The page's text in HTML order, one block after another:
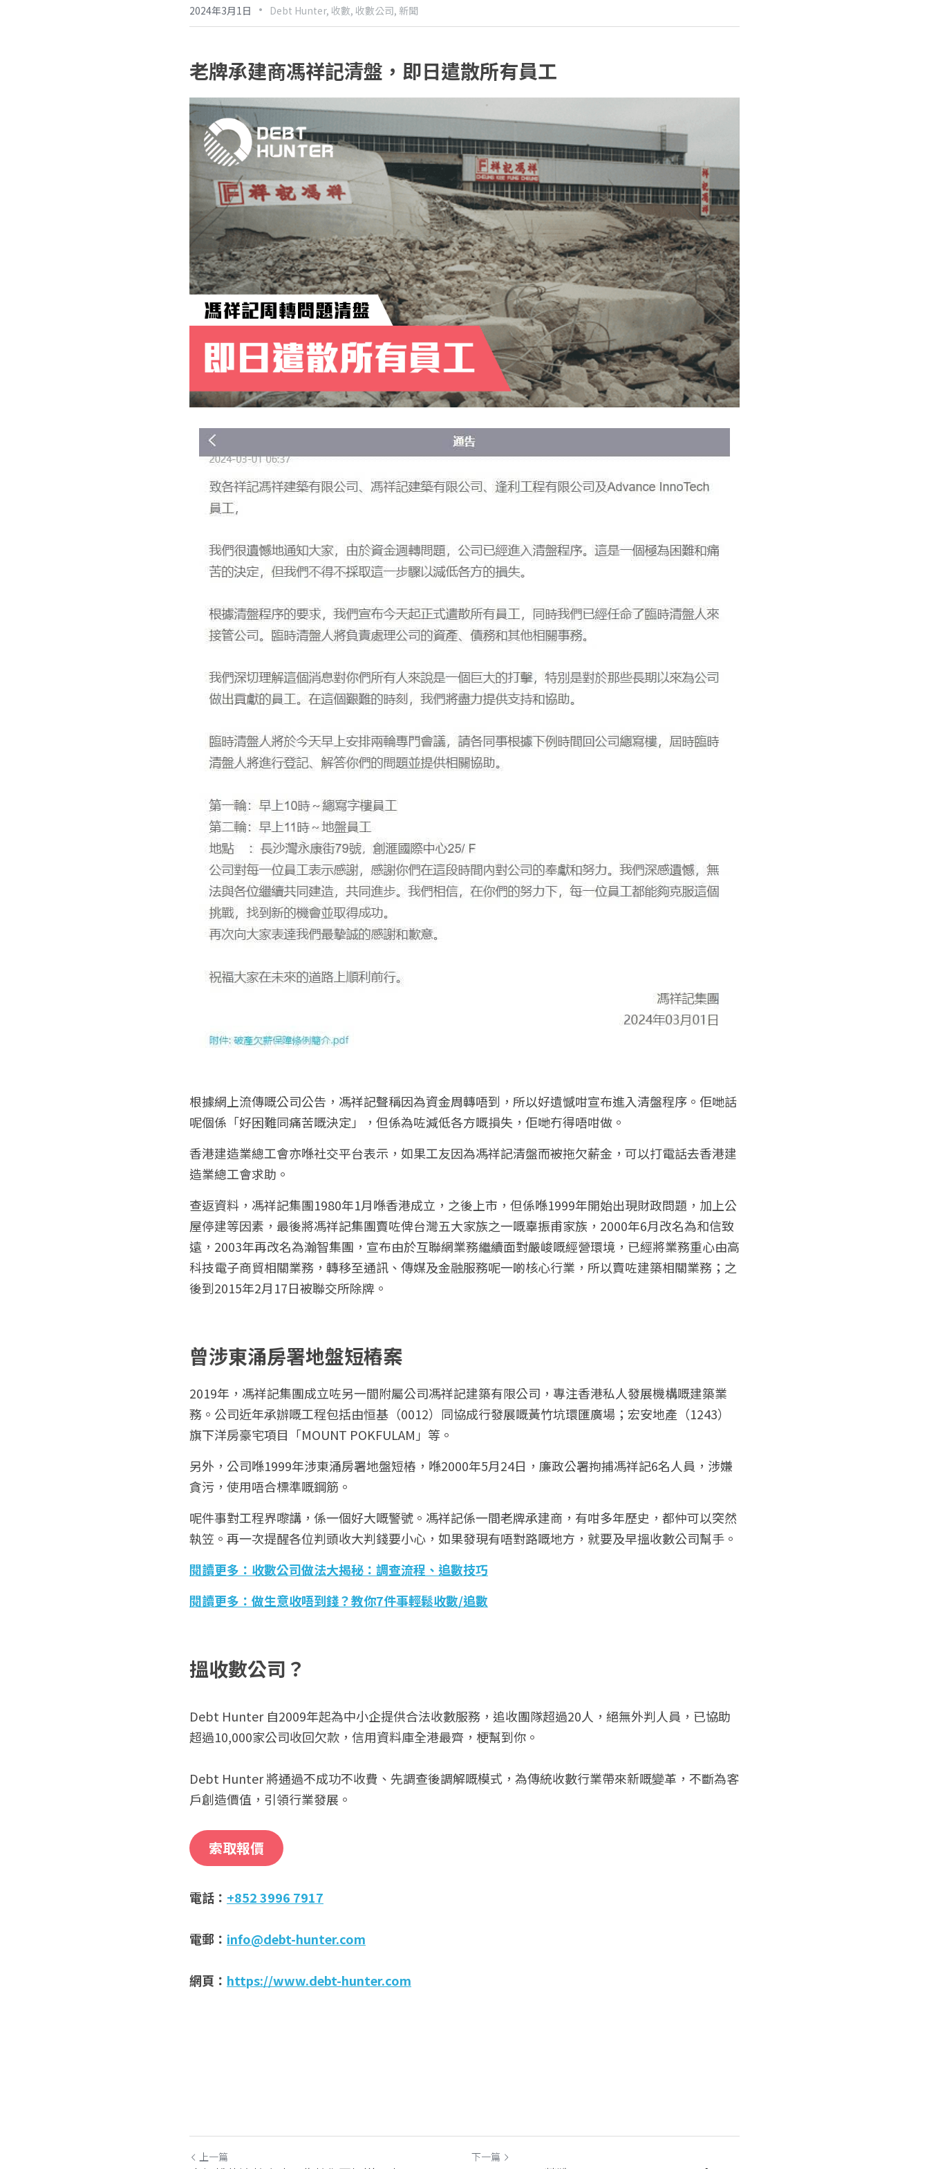
2024年3月1日 · Debt Hunter, 收數, 收數公司, 新聞
老牌承建商馮祥記清盤，即日遣散所有員工
根據網上流傳嘅公司公告，馮祥記聲稱因為資金周轉唔到，所以好遺憾咁宣布進入清盤程序。佢哋話
呢個係「好困難同痛苦嘅決定 」
，但係為咗減低各方嘅損失，佢哋冇得唔咁做。
香港建造業總工會亦喺社交平台表示，如果工友因為馮祥記清盤而被拖欠薪金，可以打電話去香港建
造業總工會求助。
查返資料，馮祥記集團1980年1月喺香港成立，之後上市，但係喺1999年開始出現財政問題，加上公
屋停建等因素，最後將馮祥記集團賣咗俾台灣五大家族之一嘅辜振甫家族，2000年6月改名為和信致
遠，2003年再改名為瀚智集團，宣布由於互聯網業務繼續面對嚴峻嘅經營環境，已經將業務重心由高
科技電子商貿相關業務，轉移至通訊、傳媒及金融服務呢一啲核心行業，所以賣咗建築相關業務；之
後到2015年2月17日被聯交所除牌。
曾涉東涌房署地盤短樁案
2019年，馮祥記集團成立咗另一間附屬公司馮祥記建築有限公司，專注香港私人發展機構嘅建築業
務。公司近年承辦嘅工程包括由恒基（0012）同協成行發展嘅黃竹坑環匯廣場；宏安地產（1243）
旗下洋房豪宅項目「MOUNT POKFULAM」等。
另外，公司喺1999年涉東涌房署地盤短樁，喺2000年5月24日，廉政公署拘捕馮祥記6名人員，涉嫌
貪污，使用唔合標準嘅鋼筋。
呢件事對工程界嚟講，係一個好大嘅警號。馮祥記係一間老牌承建商，有咁多年歷史，都仲可以突然
執笠。再一次提醒各位判頭收大判錢要小心，如果發現有唔對路嘅地方，就要及早搵收數公司幫手。
閱讀更多：收數公司做法大揭秘：調查流程、追數技巧
閱讀更多：做生意收唔到錢？教你7件事輕鬆收數/追數
搵收數公司？
Debt Hunter 自2009年起為中小企提供合法收數服務，追收團隊超過20人，絕無外判人員，已協助
超過10,000家公司收回欠款，信用資料庫全港最齊，梗幫到你。
Debt Hunter 將通過不成功不收費、先調查後調解嘅模式，為傳統收數行業帶來新嘅變革，不斷為客
戶創造價值，引領行業發展。
索取報價
電話： +852 3996 7917
電郵： info@debt-hunter.com
網頁： https://www.debt-hunter.com
上一篇 下一篇